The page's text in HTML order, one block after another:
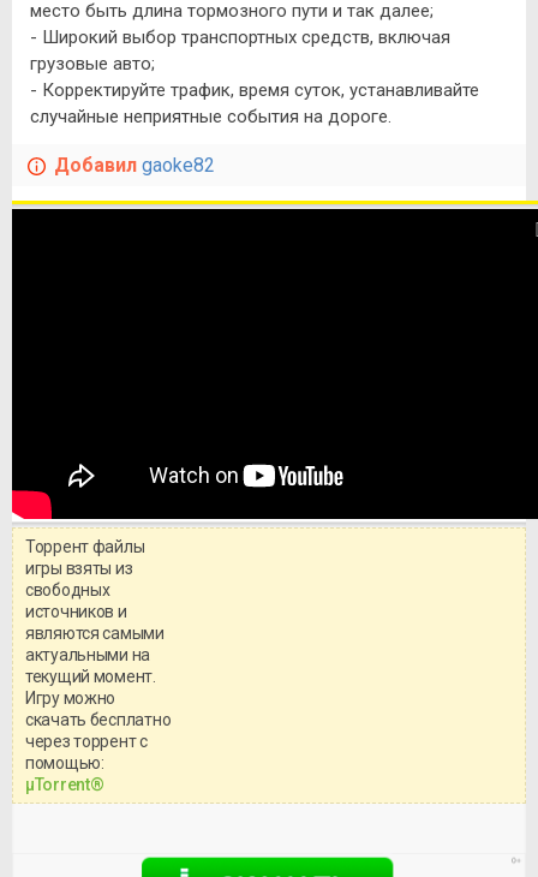
место быть длина тормозного пути и так далее;
- Широкий выбор транспортных средств, включая
грузовые авто;
- Корректируйте трафик, время суток, устанавливайте
случайные неприятные события на дороге.
Добавил gaoke82
системными требованиями и
Торрент файлы
игры взяты из
свободных
источников и
являются самыми
актуальными на
текущий момент.
Игру можно
скачать бесплатно
через торрент с
помощью:
μTorrent®